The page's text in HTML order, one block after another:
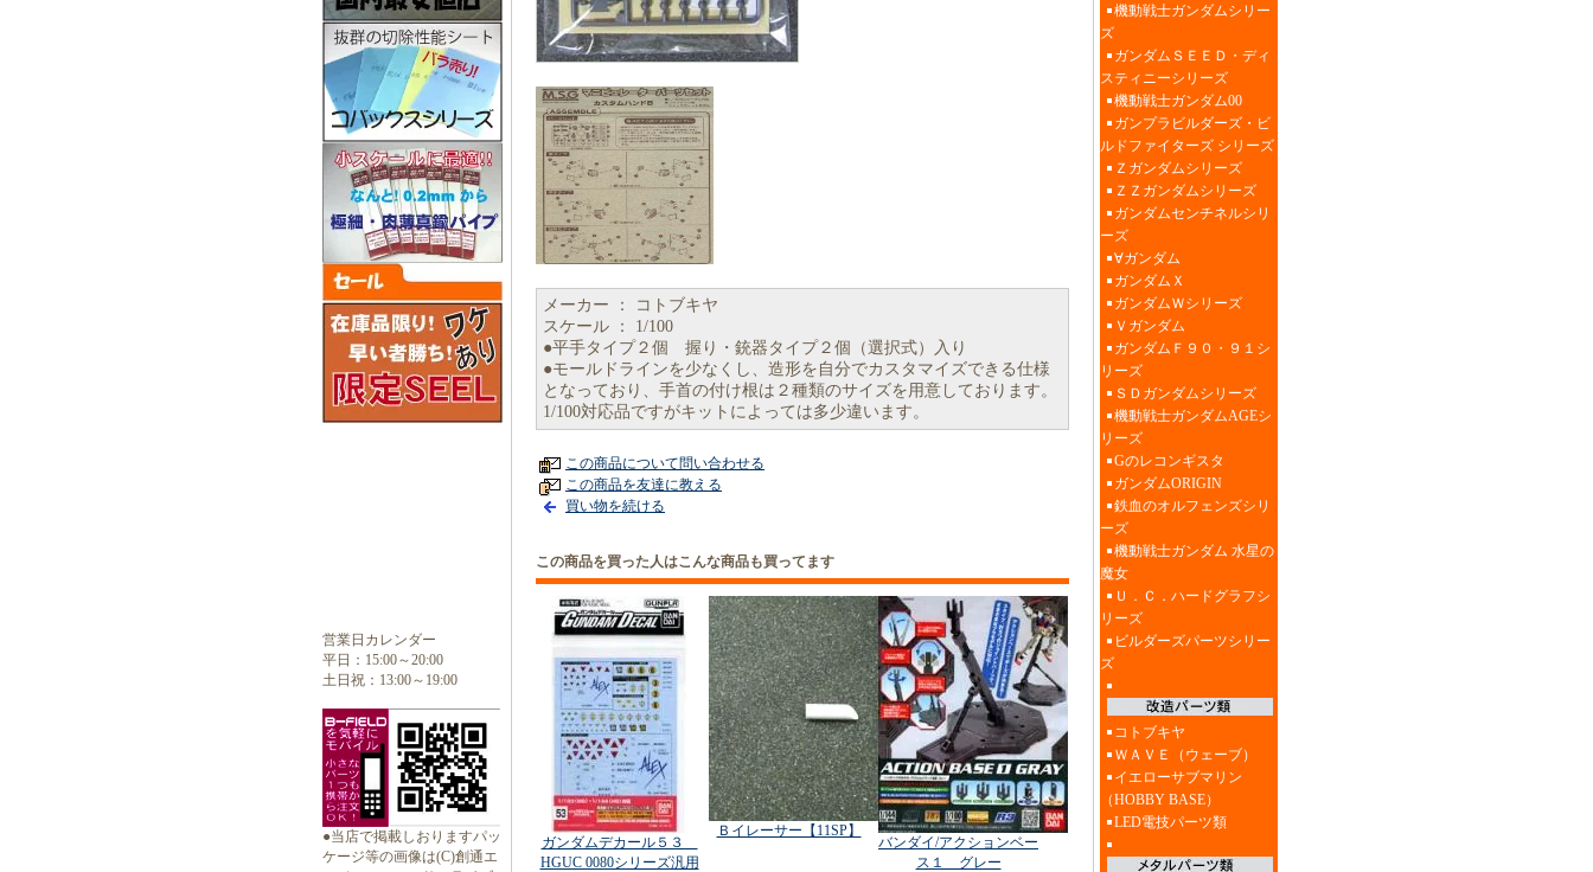
営業日カレンダー
平日：15:00～20:00
土日祝：13:00～19:00
●当店で掲載しおりますパッ
ケージ等の画像は(C)創通エ
メーカー ： コトブキヤ
スケール ： 1/100
●平手タイプ２個 握り・銃器タイプ２個（選択式）入り
●モールドラインを少なくし、造形を自分でカスタマイズできる仕様
となっており、手首の付け根は２種類のサイズを用意しております。
1/100対応品ですがキットによっては多少違います。
この商品について問い合わせる
この商品を友達に教える
買い物を続ける
この商品を買った人はこんな商品も買ってます
ガンダムデカール５３
HGUC 0080シリーズ汎用
Ｂイレーサー【11SP】
バンダイ/アクションベー
ス１ グレー
機動戦士ガンダムシリー
ズ
ガンダムＳＥＥＤ・ディ
スティニーシリーズ
機動戦士ガンダム00
ガンプラビルダーズ・ビ
ルドファイターズ シリーズ
Ｚガンダムシリーズ
ＺＺガンダムシリーズ
ガンダムセンチネルシリ
ーズ
∀ガンダム
ガンダムＸ
ガンダムＷシリーズ
Ｖガンダム
ガンダムＦ９０・９１シ
リーズ
ＳＤガンダムシリーズ
機動戦士ガンダムAGEシ
リーズ
Gのレコンギスタ
ガンダムORIGIN
鉄血のオルフェンズシリ
ーズ
機動戦士ガンダム 水星の
魔女
Ｕ．Ｃ．ハードグラフシ
リーズ
ビルダーズパーツシリー
ズ
コトブキヤ
ＷＡＶＥ（ウェーブ）
イエローサブマリン
（HOBBY BASE）
LED電技パーツ類